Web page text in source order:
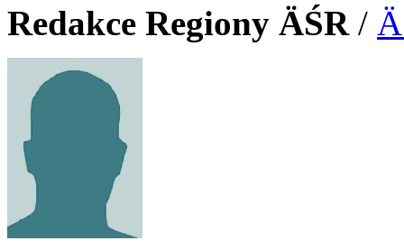
Redakce Regiony ÄŚR/